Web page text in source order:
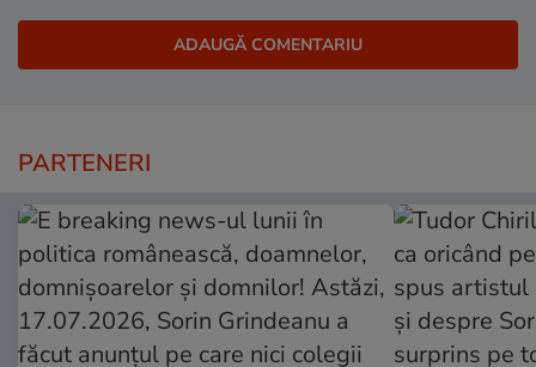
PARTENERI